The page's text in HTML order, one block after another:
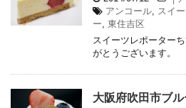
アンコール, スイ
ー, 東住吉区
スイーツレポーター
がとうございます。
大阪府吹田市ブ